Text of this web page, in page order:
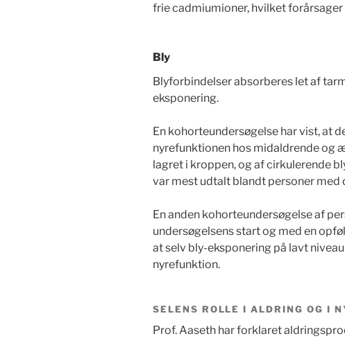
frie cadmiumioner, hvilket forårsager
Bly
Blyforbindelser absorberes let af
eksponering.
En kohorteundersøgelse har vist, at
nyrefunktionen hos midaldrende og
lagret i kroppen, og af cirkulerende
var mest udtalt blandt personer
En anden kohorteundersøgelse af
undersøgelsens start og med en
at selv bly-eksponering på lavt
nyrefunktion.
SELENS ROLLE I ALDRING OG I
Prof. Aaseth har forklaret